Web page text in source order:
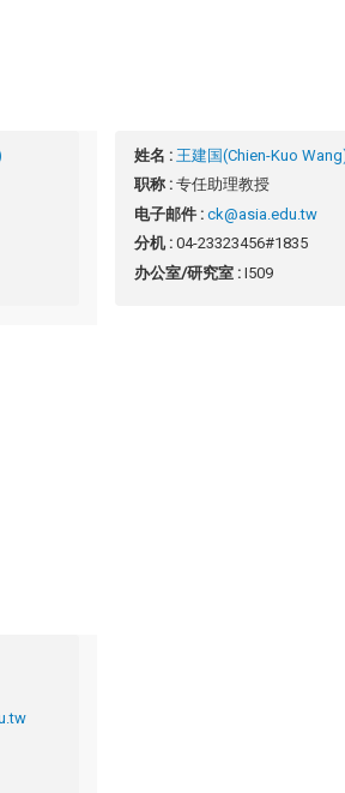
姓名 : 王建国(Chien-Kuo
职称 : 专任助理教授
电子邮件 : ck@asia.edu.tw
分机 : 04-23323456#1835
办公室/研究室 : I509